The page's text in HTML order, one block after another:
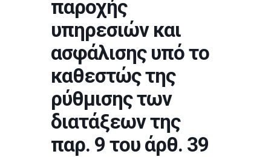
παροχής
υπηρεσιών και
ασφάλισης υπό το
καθεστώς της
ρύθμισης των
διατάξεων της
παρ. 9 του άρθ. 39